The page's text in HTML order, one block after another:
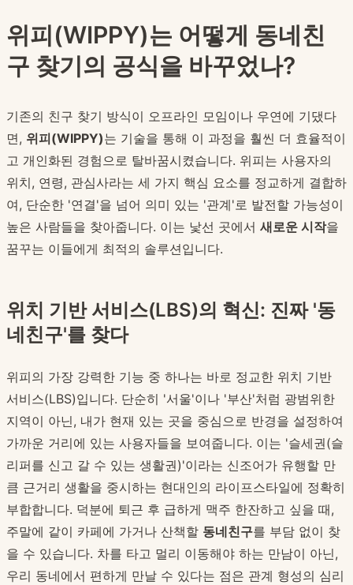
위피(WIPPY)는 어떻게 동네친
구 찾기의 공식을 바꾸었나?
기존의 친구 찾기 방식이 오프라인 모임이나 우연에 기댔다
면, 위피(WIPPY)는 기술을 통해 이 과정을 훨씬 더 효율적이
고 개인화된 경험으로 탈바꿈시켰습니다. 위피는 사용자의
위치, 연령, 관심사라는 세 가지 핵심 요소를 정교하게 결합하
여, 단순한 '연결'을 넘어 의미 있는 '관계'로 발전할 가능성이
높은 사람들을 찾아줍니다. 이는 낯선 곳에서 새로운 시작을
꿈꾸는 이들에게 최적의 솔루션입니다.
위치 기반 서비스(LBS)의 혁신: 진짜 '동
네친구'를 찾다
위피의 가장 강력한 기능 중 하나는 바로 정교한 위치 기반
서비스(LBS)입니다. 단순히 '서울'이나 '부산'처럼 광범위한
지역이 아닌, 내가 현재 있는 곳을 중심으로 반경을 설정하여
가까운 거리에 있는 사용자들을 보여줍니다. 이는 '슬세권(슬
리퍼를 신고 갈 수 있는 생활권)'이라는 신조어가 유행할 만
큼 근거리 생활을 중시하는 현대인의 라이프스타일에 정확히
부합합니다. 덕분에 퇴근 후 급하게 맥주 한잔하고 싶을 때,
주말에 같이 카페에 가거나 산책할 동네친구를 부담 없이 찾
을 수 있습니다. 차를 타고 멀리 이동해야 하는 만남이 아닌,
우리 동네에서 편하게 만날 수 있다는 점은 관계 형성의 심리